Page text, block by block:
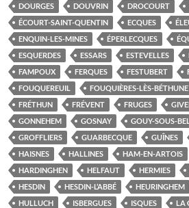
DOURGES
DOUVRIN DROCOURT
ÉCOURT-SAINT-QUENTIN
ECQUES
ENQUIN-LES-MINES
ÉPERLECQUES
ESQUERDES
ESSARS ESTEVELLES
FAMPOUX
FERQUES FESTUBERT
FOUQUEREUIL
FOUQUIÈRES-LÈS-BÉTHUNE
FRÉTHUN
FRÉVENT FRUGES
GONNEHEM
GOSNAY GOUY-SOUS-
GROFFLIERS
GUARBECQUE GUÎNES
HAISNES
HALLINES HAM-EN-ARTOIS
HARDINGHEN
HELFAUT HERMIES
HESDIN
HESDIN-L’ABBÉ HEURINGHEM
HULLUCH
ISBERGUES ISQUES
LA